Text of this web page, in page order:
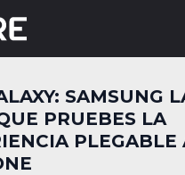
SAMSUNG
PRUEBES LA
PLEGABLE